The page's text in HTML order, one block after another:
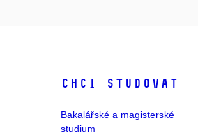
Chci studovat
Bakalářské a magisterské
studium